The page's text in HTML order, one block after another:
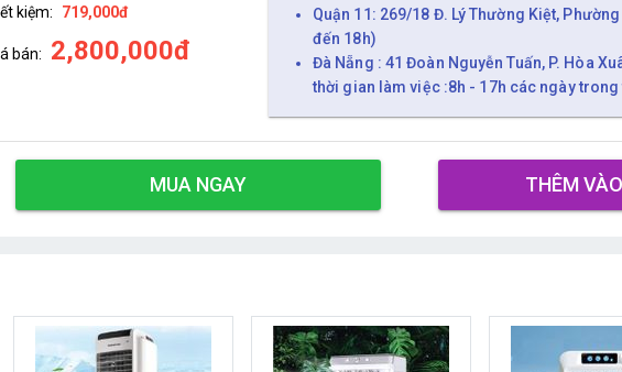
kiệm:
719,000đ
bán: 2,800,000đ
Quận 11: 269/18 Đ. Lý Thường Kiệt,
đến 18h)
Đà Nẵng : 41 Đoàn Nguyễn Tuấn, P. Hòa
thời gian làm việc :8h - 17h các ngày trong
MUA NGAY THÊM